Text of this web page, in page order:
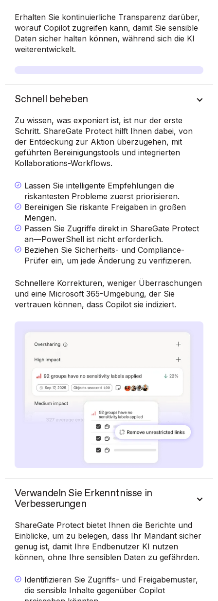
Erhalten Sie kontinuierliche Transparenz darüber,
worauf Copilot zugreifen kann, damit Sie sensible
Daten sicher halten können, während sich die KI
weiterentwickelt.
Schnell beheben
Zu wissen, was exponiert ist, ist nur der erste
Schritt. ShareGate Protect hilft Ihnen dabei, von
der Entdeckung zur Aktion überzugehen, mit
geführten Bereinigungstools und integrierten
Kollaborations-Workflows.
Lassen Sie intelligente Empfehlungen die
riskantesten Probleme zuerst priorisieren.
Bereinigen Sie riskante Freigaben in großen
Mengen.
Passen Sie Zugriffe direkt in ShareGate Protect
an—PowerShell ist nicht erforderlich.
Beziehen Sie Sicherheits- und Compliance-
Prüfer ein, um jede Änderung zu verifizieren.
Schnellere Korrekturen, weniger Überraschungen
und eine Microsoft 365-Umgebung, der Sie
vertrauen können, dass Copilot sie indiziert.
Verwandeln Sie Erkenntnisse in
Verbesserungen
ShareGate Protect bietet Ihnen die Berichte und
Einblicke, um zu belegen, dass Ihr Mandant sicher
genug ist, damit Ihre Endbenutzer KI nutzen
können, ohne Ihre sensiblen Daten zu gefährden.
Identifizieren Sie Zugriffs- und Freigabemuster,
die sensible Inhalte gegenüber Copilot